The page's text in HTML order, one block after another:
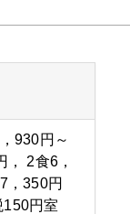
930円～
， 2食6，
，350円
150円室